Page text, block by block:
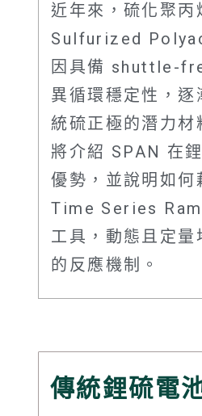
近年來，硫化聚丙
Sulfurized
因具備 shuttle-
異循環穩定性，逐
統硫正極的潛力材
將介紹 SPAN 在
優勢，並說明如何
Time Series
工具，動態且定量
的反應機制。
傳統鋰硫電